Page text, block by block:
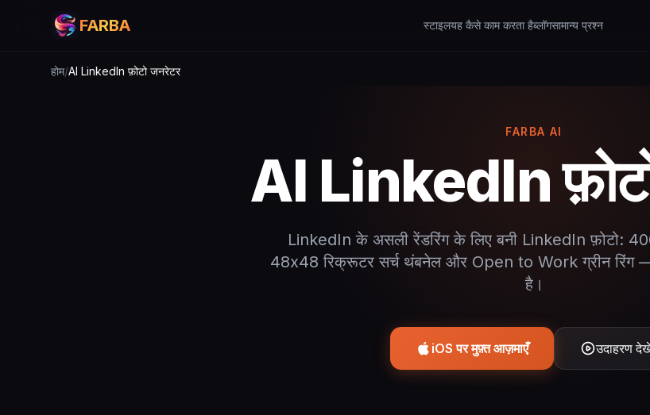
FARBA स्टाइलयह कैसे काम करता हैब्लॉगसामान्य प्रश्न
होम/AI LinkedIn फ़ोटो जनरेटर
FARBA AI
AI LinkedIn
LinkedIn के असली रेंडरिंग के लिए बनी LinkedIn फ़ोटो:
48x48 रिक्रूटर सर्च थंबनेल और Open to Work ग्रीन रिंग —
है।
iOS पर मुफ़्त आज़माएँ उदाहरण